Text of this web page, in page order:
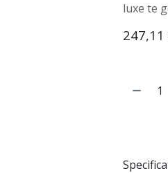
luxe te
247,11